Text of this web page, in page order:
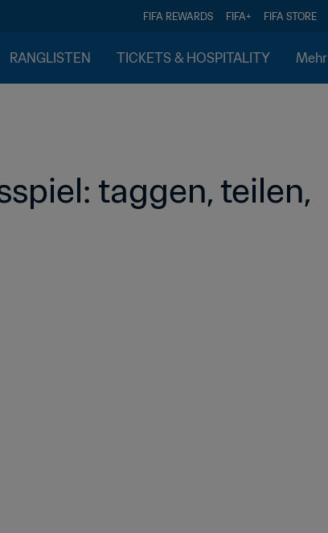
FIFA REWARDS FIFA+ FIFA STORE
RANGLISTEN TICKETS & HOSPITALITY Mehr
taggen, teilen,